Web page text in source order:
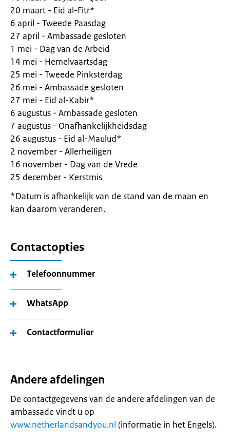
20 maart - Eid al-Fitr*
6 april - Tweede Paasdag
27 april - Ambassade gesloten
1 mei - Dag van de Arbeid
14 mei - Hemelvaartsdag
25 mei - Tweede Pinksterdag
26 mei - Ambassade gesloten
27 mei - Eid al-Kabir*
6 augustus - Ambassade gesloten
7 augustus - Onafhankelijkheidsdag
26 augustus - Eid al-Maulud*
2 november - Allerheiligen
16 november - Dag van de Vrede
25 december - Kerstmis
*Datum is afhankelijk van de stand van de maan en
kan daarom veranderen.
Contactopties
Telefoonnummer
WhatsApp
Contactformulier
Andere afdelingen
De contactgegevens van de andere afdelingen van de
ambassade vindt u op
www.netherlandsandyou.nl (informatie in het Engels).